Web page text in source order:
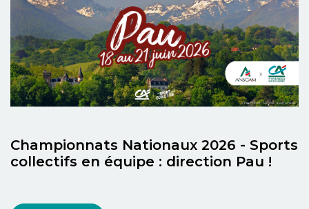
Championnats Nationaux 2026 - Sports
collectifs en équipe : direction Pau !